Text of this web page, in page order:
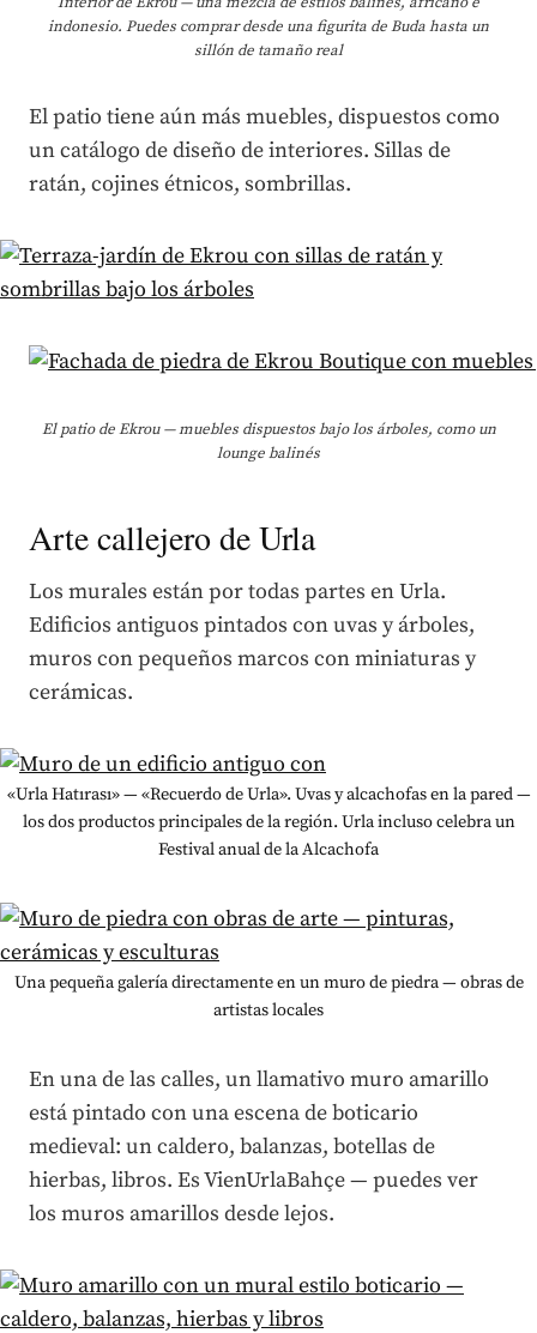
indonesio. Puedes comprar desde una figurita de Buda hasta un
sillón de tamaño real
El patio tiene aún más muebles, dispuestos como
un catálogo de diseño de interiores. Sillas de
ratán, cojines étnicos, sombrillas.
El patio de Ekrou — muebles dispuestos bajo los árboles, como un
lounge balinés
Arte callejero de Urla
Los murales están por todas partes en Urla.
Edificios antiguos pintados con uvas y árboles,
muros con pequeños marcos con miniaturas y
cerámicas.
«Urla Hatırası» — «Recuerdo de Urla». Uvas y alcachofas en la pared —
los dos productos principales de la región. Urla incluso celebra un
Festival anual de la Alcachofa
Una pequeña galería directamente en un muro de piedra — obras de
artistas locales
En una de las calles, un llamativo muro amarillo
está pintado con una escena de boticario
medieval: un caldero, balanzas, botellas de
hierbas, libros. Es VienUrlaBahçe — puedes ver
los muros amarillos desde lejos.